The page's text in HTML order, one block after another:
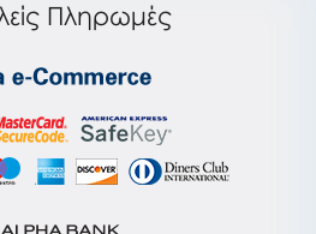
Πληρωμές